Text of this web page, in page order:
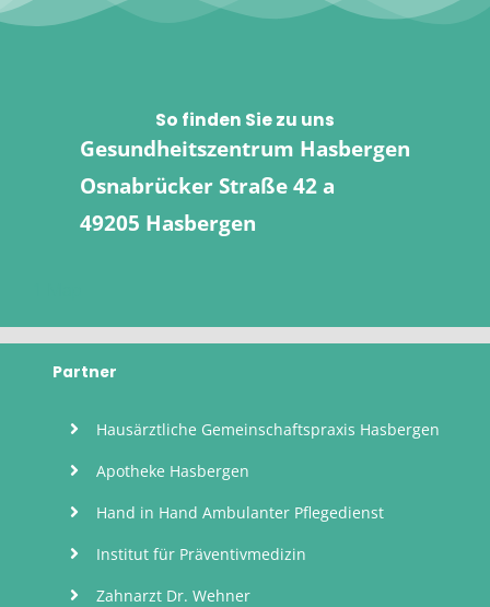
So finden Sie zu uns
Gesundheitszentrum Hasbergen
Osnabrücker Straße 42 a
49205 Hasbergen
Partner
Hausärztliche Gemeinschaftspraxis Hasbergen
Apotheke Hasbergen
Hand in Hand Ambulanter Pflegedienst
Institut für Präventivmedizin
Zahnarzt Dr. Wehner